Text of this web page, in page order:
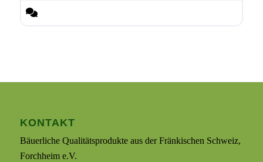
KONTAKT
Bäuerliche Qualitätsprodukte aus der Fränkischen Schweiz,
Forchheim e.V.